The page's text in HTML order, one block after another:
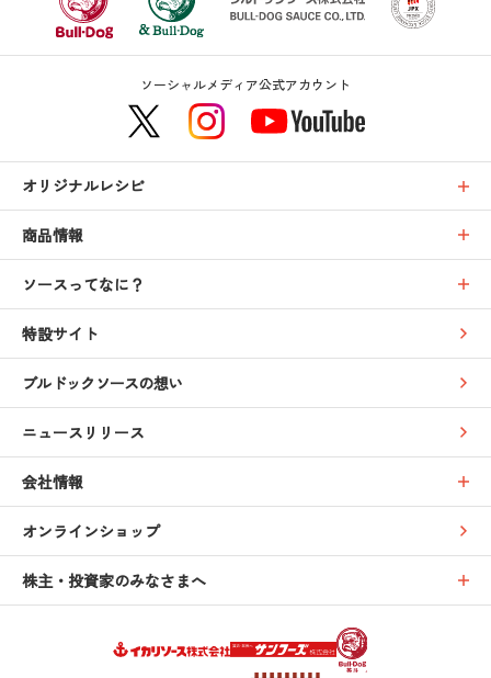
ソーシャルメディア公式アカウント
オリジナルレシピ
商品情報
ソースってなに？
特設サイト
ブルドックソースの想い
ニュースリリース
会社情報
オンラインショップ
株主・投資家のみなさまへ